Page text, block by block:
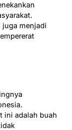
juga menjadi
ini adalah buah